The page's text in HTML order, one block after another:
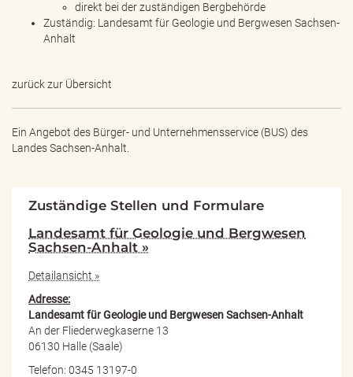
direkt bei der zuständigen Bergbehörde
Zuständig: Landesamt für Geologie und Bergwesen Sachsen-
Anhalt
zurück zur Übersicht
Ein Angebot des Bürger- und Unternehmensservice (BUS) des
Landes Sachsen-Anhalt.
Zuständige Stellen und Formulare
Landesamt für Geologie und Bergwesen
Sachsen-Anhalt »
Detailansicht »
Adresse:
Landesamt für Geologie und Bergwesen Sachsen-Anhalt
An der Fliederwegkaserne 13
06130 Halle (Saale)
Telefon: 0345 13197-0